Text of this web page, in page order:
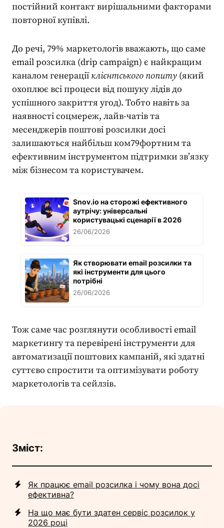
постійний контакт вирішальними факторами
повторної купівлі.
До речі, 79% маркетологіввважають, що саме
email розсилка (drip campaign) є найкращим
каналом генераціїклієнтського попиту (який
охоплює всі процеси від пошуку лідів до
успішного закриття угод). Тобто навіть за
наявності соцмереж, лайв-чатів та
месенджерів поштові розсилки досі
залишаються найбільш ком79фортним та
ефективним інструментом підтримки зв’язку
між бізнесом та користувачем.
Snov.io на сторожі ефективного
аутрічу: універсальні
користувацькі сценарії в 2026
26/06/2026
Як створювати email розсилки та
які інструменти для цього
потрібні
26/06/2026
Тож саме час розглянути особливості email
маркетингу та перевірені інструменти для
автоматизації поштових кампаній, які здатні
суттєво спростити та оптимізувати роботу
маркетологів та сейлзів.
Зміст:
Як працює email розсилка і чому вона досі
ефективна?
На що має бути здатен сервіс розсилок у
2026 році